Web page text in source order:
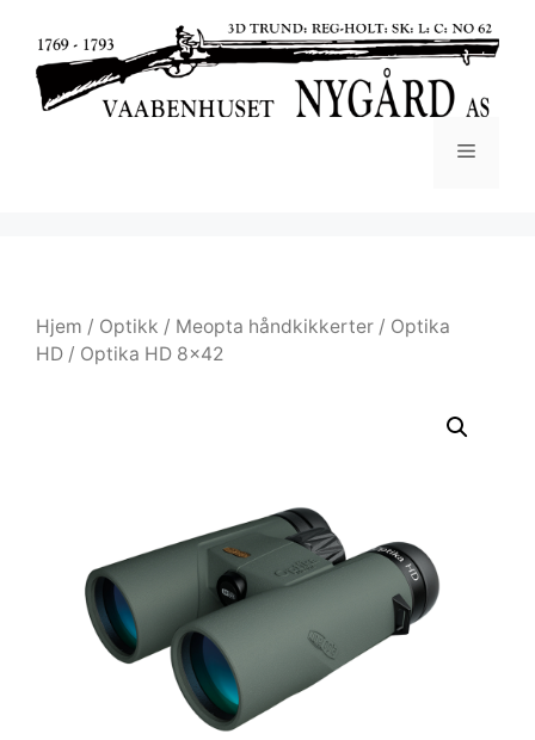
Hjem / Optikk / Meopta håndkikkerter / Optika
HD / Optika HD 8×42